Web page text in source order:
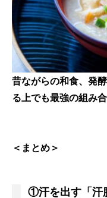
昔ながらの和食、発
る上でも最強の組み合
＜まとめ＞
①汗を出す「汗